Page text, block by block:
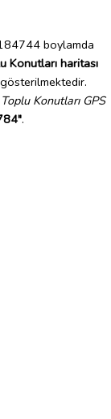
boylamda
Konutları haritası
Konutları GPS
.